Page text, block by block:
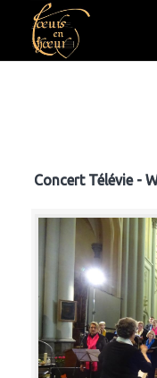
Concert Télévie -